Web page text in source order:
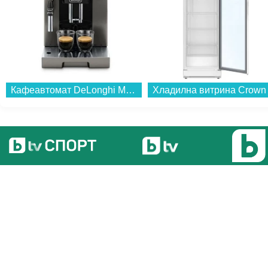
Кафеавтомат DeLonghi MAGNIFICA EVO ECAM250.33.TB...